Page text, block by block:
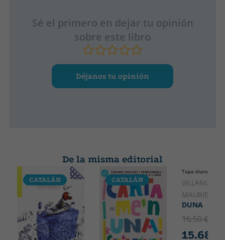
Sé el primero en dejar tu opinión
sobre este libro
Déjanos tu opinión
De la misma editorial
CATALÁN CATALÁN
Tapa blanda o
VILLANUEVA,
MAURIEL
DUNA
16.50 €
15.68 €